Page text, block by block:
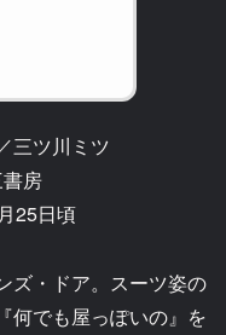
三ツ川ミツ
房
25日頃
ズ・ドア。スーツ姿の
何でも屋っぽいの』を